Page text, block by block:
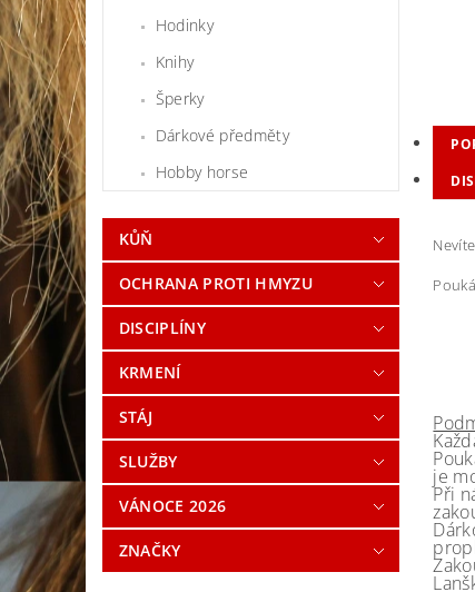
Hodinky
Knihy
Šperky
Dárkové předměty
Hobby horse
KŮŇ
OCHRANA PROTI HMYZU
DISCIPLÍNY
KRMENÍ
STÁJ
SLUŽBY
VÁNOCE 2026
ZNAČKY
je
Při